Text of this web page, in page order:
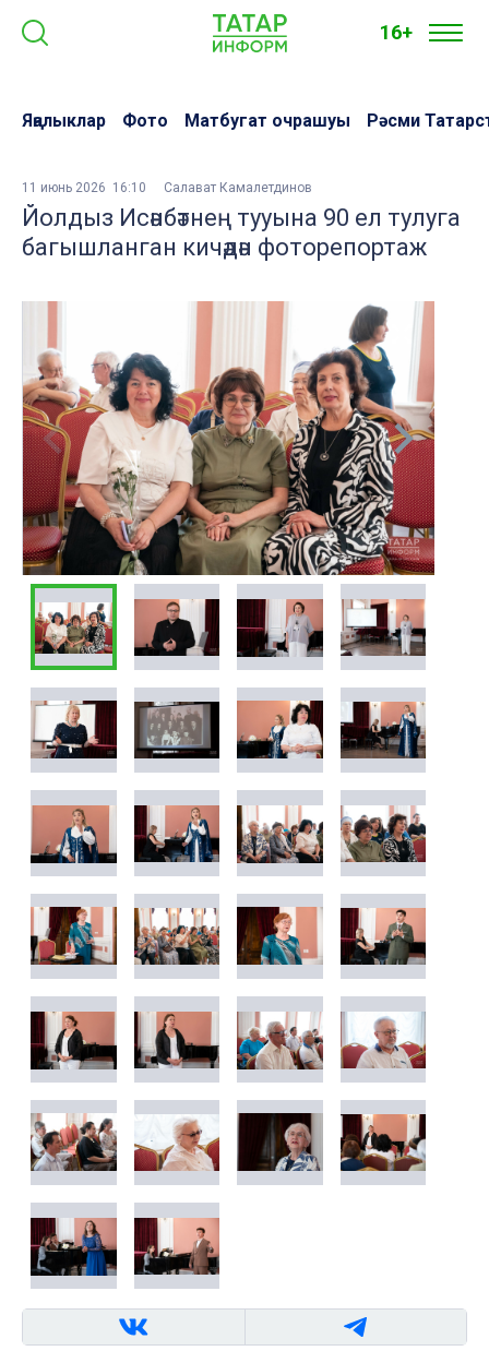
16+
Яңалыклар Фото Матбугат очрашуы Рәсми
11 июнь 2026 16:10 Салават Камалетдинов
Йолдыз Исәнбәтнең тууына 90 ел тулуга
багышланган кичәдән фоторепортаж